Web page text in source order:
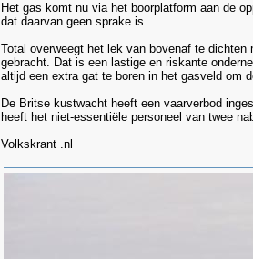
Het gas komt nu via het boorplatform aan de
dat daarvan geen sprake is.
Total overweegt het lek van bovenaf te dichten
gebracht. Dat is een lastige en riskante
altijd een extra gat te boren in het gasveld om
De Britse kustwacht heeft een vaarverbod
heeft het niet-essentiële personeel van twee
Volkskrant .nl